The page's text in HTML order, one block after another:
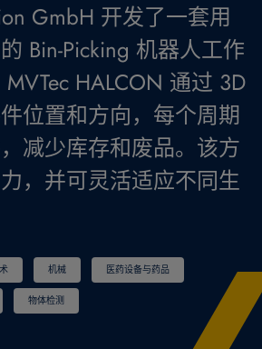
GmbH 开发了一套用
Bin-Picking 机器人工作
HALCON 通过 3D
位置和方向，每个周期
减少库存和废品。该方
，并可灵活适应不同生
机械 医药设备与药品
物体检测